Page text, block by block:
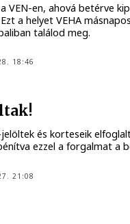
VEN-en, ahová betérve
a helyet VEHA
találod meg.
18:46
és korteseik
ezzel a forgalmat a
21:08